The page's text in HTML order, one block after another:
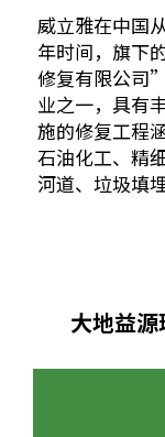
威立雅在中国
年时间，旗下
修复有限公司
业之一，具有
施的修复工程
石油化工、精
河道、垃圾填
大地益